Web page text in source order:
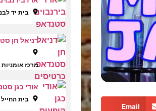
Email
בית יד
דניאל חן
מרכז
אודי כגן
בית